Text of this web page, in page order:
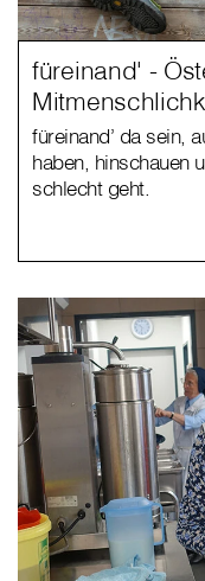
füreinand' -
füreinand’ da sein,
haben, hinschauen
schlecht geht.